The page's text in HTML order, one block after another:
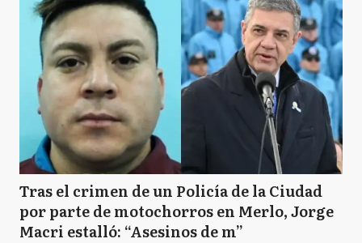
Tras el crimen de un Policía de la Ciudad
por parte de motochorros en Merlo, Jorge
Macri estalló: “Asesinos de m”